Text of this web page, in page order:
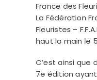
France des
La Fédération
Fleuristes –
haut la main le
C’est ainsi que
7e édition